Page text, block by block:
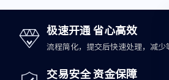
极速开通 省心高效
流程简化，提交后快速处理，减少
交易安全 资金保障